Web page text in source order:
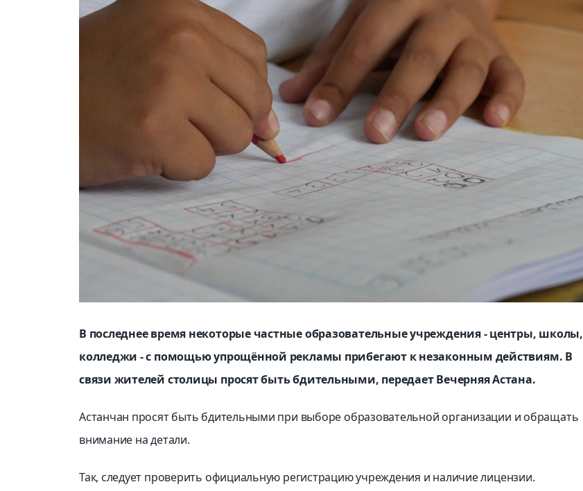
В последнее время некоторые частные образовательные учреждения - центры, школы,
колледжи - с помощью упрощённой рекламы прибегают к незаконным действиям. В
связи жителей столицы просят быть бдительными, передает Вечерняя Астана.
Астанчан просят быть бдительными при выборе образовательной организации и обращать
внимание на детали.
Так, следует проверить официальную регистрацию учреждения и наличие лицензии.